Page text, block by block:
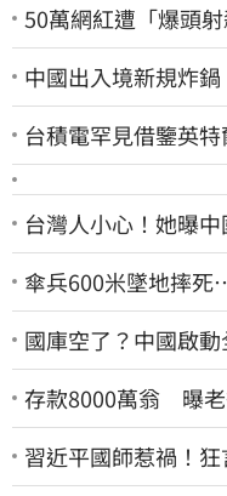
50萬網紅遭「爆頭
中國出入境新規炸鍋
台積電罕見借鑒英
台灣人小心！她曝
傘兵600米墜地摔
國庫空了？中國啟
存款8000萬翁 曝
習近平國師惹禍！